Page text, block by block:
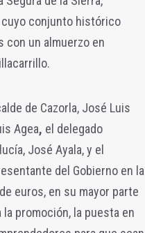
cuyo conjunto histórico
con un almuerzo en
de Cazorla, José Luis
Agea, el delegado
José Ayala, y el
del Gobierno en la
euros, en su mayor parte
la promoción, la puesta en